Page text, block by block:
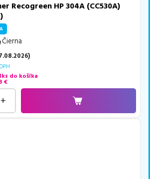
Recogreen HP 304A (CC530A)
Čierna
)
do košíka
€
+